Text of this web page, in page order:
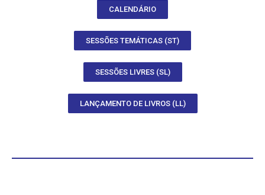
CALENDÁRIO
SESSÕES TEMÁTICAS (ST)
SESSÕES LIVRES (SL)
LANÇAMENTO DE LIVROS (LL)